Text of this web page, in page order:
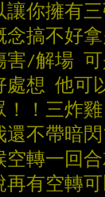
你擁有
搞不好
/解場 可
想 他可
！三炸雞
不帶暗
轉一回
有空轉